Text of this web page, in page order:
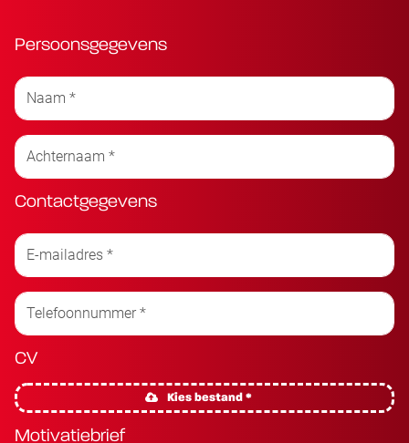
Persoonsgegevens
Contactgegevens
CV
Kies bestand *
Motivatiebrief